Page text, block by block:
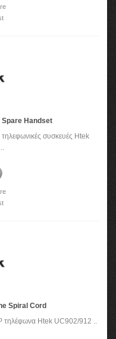
Spare Handset
τηλεφωνικές συσκευές Htek
Spiral Cord
τηλέφωνα Htek UC902/912 ..